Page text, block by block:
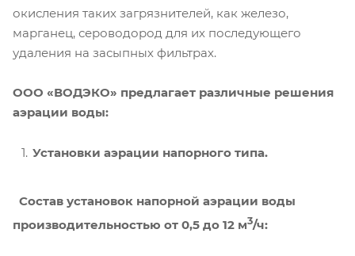
окисления таких загрязнителей, как железо,
марганец, сероводород для их последующего
удаления на засыпных фильтрах.
ООО «ВОДЭКО» предлагает различные решения
аэрации воды:
Установки аэрации напорного типа.
Состав установок напорной аэрации воды
производительностью от 0,5 до 12 м3/ч: